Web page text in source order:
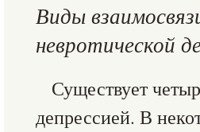
Виды
невротической
Существует
депрессией. В